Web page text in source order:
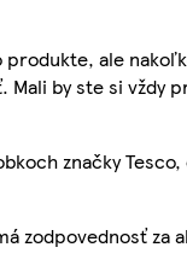
ale
Mali by ste si
značky
zodpovednosť